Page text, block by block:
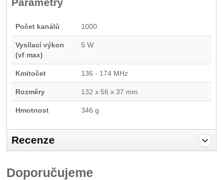
Parametry
Počet kanálů 1000
Vysílací výkon
(vf max)
5 W
Kmitočet 136 - 174 MHz
Rozměry 132 x 56 x 37 mm
Hmotnost 346 g
Recenze
Recenze
Doporučujeme